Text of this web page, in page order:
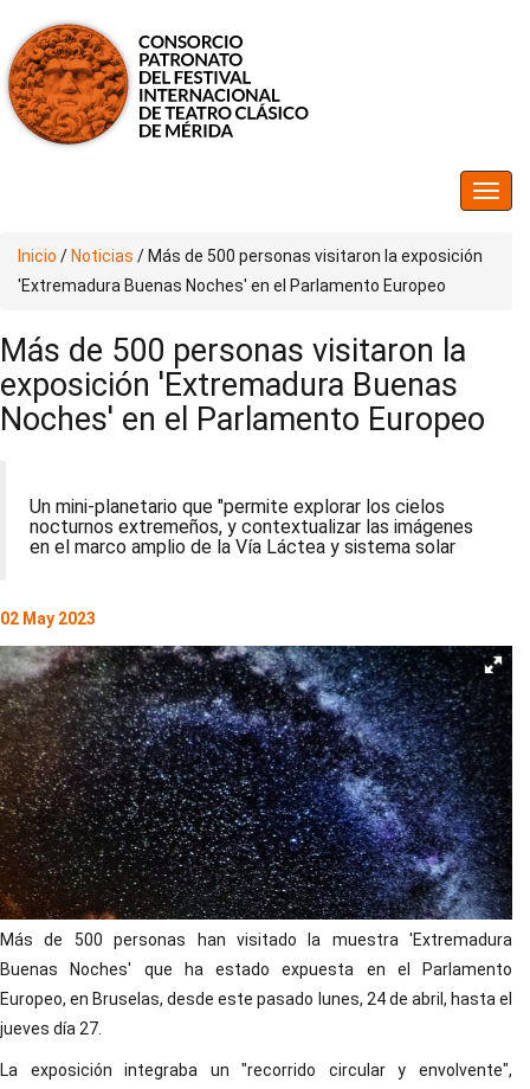
Inicio / Noticias / Más de 500 personas visitaron la exposición
'Extremadura Buenas Noches' en el Parlamento Europeo
Más de 500 personas visitaron la
exposición 'Extremadura Buenas
Noches' en el Parlamento Europeo
Un mini-planetario que "permite explorar los cielos
nocturnos extremeños, y contextualizar las imágenes
en el marco amplio de la Vía Láctea y sistema solar
02 May 2023
Más de 500 personas han visitado la muestra 'Extremadura
Buenas Noches' que ha estado expuesta en el Parlamento
Europeo, en Bruselas, desde este pasado lunes, 24 de abril, hasta el
jueves día 27.
La exposición integraba un "recorrido circular y envolvente",